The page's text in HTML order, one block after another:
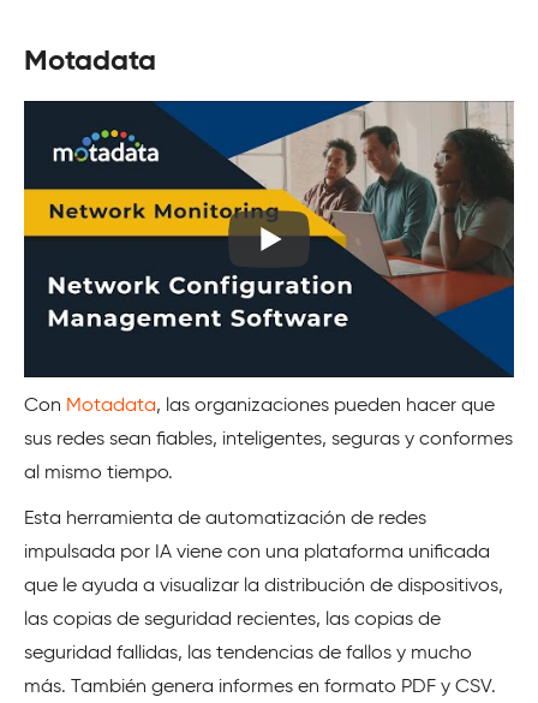
Motadata
Con Motadata, las organizaciones pueden hacer que
sus redes sean fiables, inteligentes, seguras y conformes
al mismo tiempo.
Esta herramienta de automatización de redes
impulsada por IA viene con una plataforma unificada
que le ayuda a visualizar la distribución de dispositivos,
las copias de seguridad recientes, las copias de
seguridad fallidas, las tendencias de fallos y mucho
más. También genera informes en formato PDF y CSV.